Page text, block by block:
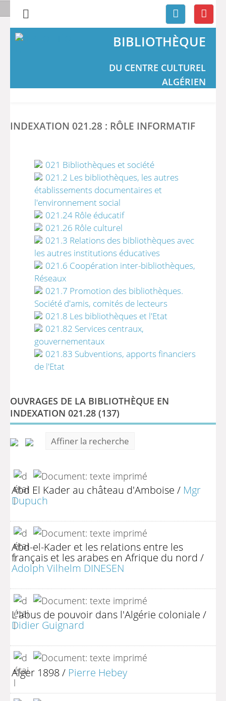
BIBLIOTHÈQUE
DU CENTRE CULTUREL
ALGÉRIEN
INDEXATION 021.28 : RÔLE INFORMATIF
021 Bibliothèques et société
021.2 Les bibliothèques, les autres
établissements documentaires et
l'environnement social
021.24 Rôle éducatif
021.26 Rôle culturel
021.3 Relations des bibliothèques avec
les autres institutions éducatives
021.6 Coopération inter-bibliothèques,
Réseaux
021.7 Promotion des bibliothèques.
Société d'amis, comités de lecteurs
021.8 Les bibliothèques et l'Etat
021.82 Services centraux,
gouvernementaux
021.83 Subventions, apports financiers
de l'Etat
OUVRAGES DE LA BIBLIOTHÈQUE EN
INDEXATION 021.28 (137)
Affiner la recherche
Abd El Kader au château d'Amboise / Mgr
Dupuch
Abd-el-Kader et les relations entre les
français et les arabes en Afrique du nord /
Adolph Vilhelm DINESEN
L'abus de pouvoir dans l'Algérie coloniale /
Didier Guignard
Alger 1898/ Pierre Hebey